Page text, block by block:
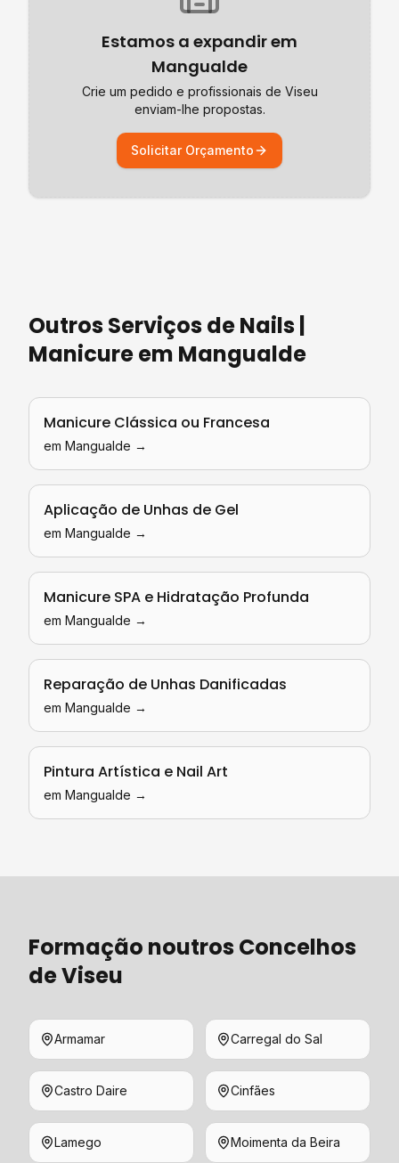
Estamos a expandir em
Mangualde
Crie um pedido e profissionais de Viseu
enviam-lhe propostas.
Solicitar Orçamento
Outros Serviços deNails |
Manicureem Mangualde
Manicure Clássica ou Francesa
em Mangualde →
Aplicação de Unhas de Gel
em Mangualde →
Manicure SPA e Hidratação Profunda
em Mangualde →
Reparação de Unhas Danificadas
em Mangualde →
Pintura Artística e Nail Art
em Mangualde →
Formação noutros Concelhos
deViseu
Armamar Carregal do Sal
Castro Daire Cinfães
Lamego Moimenta da Beira